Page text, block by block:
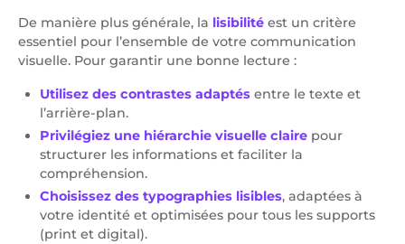
De manière plus générale, la lisibilité est un critère
essentiel pour l’ensemble de votre communication
visuelle. Pour garantir une bonne lecture :
Utilisez des contrastes adaptés entre le texte et
l’arrière-plan.
Privilégiez une hiérarchie visuelle claire pour
structurer les informations et faciliter la
compréhension.
Choisissez des typographies lisibles, adaptées à
votre identité et optimisées pour tous les supports
(print et digital).